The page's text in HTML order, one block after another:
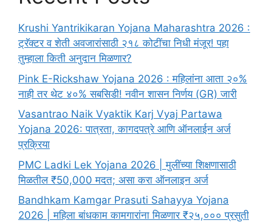
Krushi Yantrikikaran Yojana Maharashtra 2026 :
ट्रॅक्टर व शेती अवजारांसाठी २१८ कोटींचा निधी मंजूर! पहा
तुम्हाला किती अनुदान मिळणार?
Pink E-Rickshaw Yojana 2026 : महिलांना आता २०%
नाही तर थेट ४०% सबसिडी! नवीन शासन निर्णय (GR) जारी
Vasantrao Naik Vyaktik Karj Vyaj Partawa
Yojana 2026: पात्रता, कागदपत्रे आणि ऑनलाईन अर्ज
प्रक्रिया
PMC Ladki Lek Yojana 2026 | मुलींच्या शिक्षणासाठी
मिळतील ₹50,000 मदत; असा करा ऑनलाइन अर्ज
Bandhkam Kamgar Prasuti Sahayya Yojana
2026 | महिला बांधकाम कामगारांना मिळणार ₹२५,००० प्रसुती